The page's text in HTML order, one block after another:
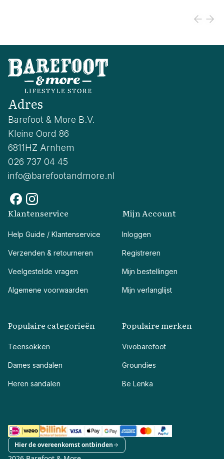
Adres
Barefoot & More B.V.
Kleine Oord 86
6811HZ Arnhem
026 737 04 45
info@barefootandmore.nl
Klantenservice
Help Guide / Klantenservice
Verzenden & retourneren
Veelgestelde vragen
Algemene voorwaarden
Mijn Account
Inloggen
Registreren
Mijn bestellingen
Mijn verlanglijst
Populaire categorieën
Teensokken
Dames sandalen
Heren sandalen
Populaire merken
Vivobarefoot
Groundies
Be Lenka
Hier de overeenkomst ontbinden